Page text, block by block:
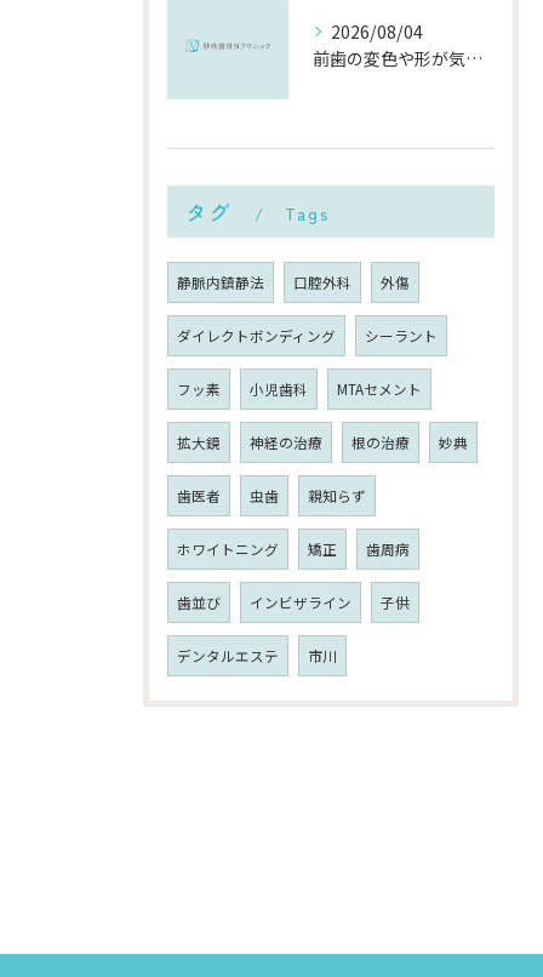
2026/08/04
前歯の変色や形が気になる…削らずにきれいに整える「ダイレクトボンディング」とは？
タグ Tags
静脈内鎮静法 口腔外科 外傷
ダイレクトボンディング シーラント
フッ素 小児歯科 MTAセメント
拡大鏡 神経の治療 根の治療 妙典
歯医者 虫歯 親知らず
ホワイトニング 矯正 歯周病
歯並び インビザライン 子供
デンタルエステ 市川